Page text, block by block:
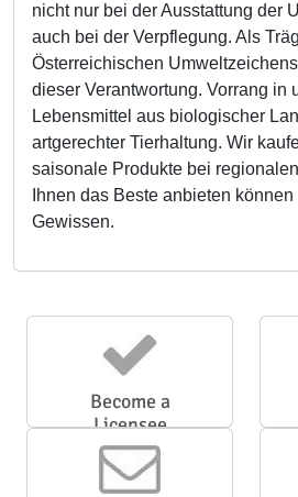
nicht nur bei der Ausstattung der
auch bei der Verpflegung. Als
Österreichischen
dieser Verantwortung. Vorrang in
Lebensmittel aus biologischer
artgerechter Tierhaltung. Wir
saisonale Produkte bei
Ihnen das Beste anbieten
Gewissen.
Become a
Licensee